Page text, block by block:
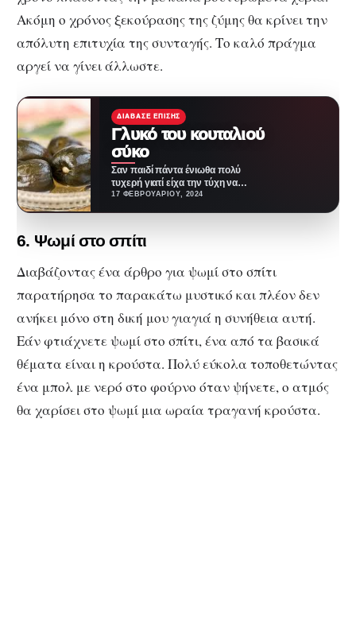
Ακόμη ο χρόνος ξεκούρασης της ζύμης θα κρίνει την
απόλυτη επιτυχία της συνταγής. Το καλό πράγμα
αργεί να γίνει άλλωστε.
ΔΙΆΒΑΣΕ ΕΠΊΣΗΣ
Γλυκό του κουταλιού
σύκο
Σαν παιδί πάντα ένιωθα πολύ
τυχερή γιατί είχα την τύχη να
γνωρίσω πέρα από τους τις…
17 ΦΕΒΡΟΥΑΡΊΟΥ, 2024
6. Ψωμί στο σπίτι
Διαβάζοντας ένα άρθρο για ψωμί στο σπίτι
παρατήρησα το παρακάτω μυστικό και πλέον δεν
ανήκει μόνο στη δική μου γιαγιά η συνήθεια αυτή.
Εάν φτιάχνετε ψωμί στο σπίτι, ένα από τα βασικά
θέματα είναι η κρούστα. Πολύ εύκολα τοποθετώντας
ένα μπολ με νερό στο φούρνο όταν ψήνετε, ο ατμός
θα χαρίσει στο ψωμί μια ωραία τραγανή κρούστα.